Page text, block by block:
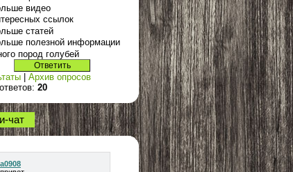
видео
ссылок
статей
полезной информации
пород голубей
Архив опросов
20
чат